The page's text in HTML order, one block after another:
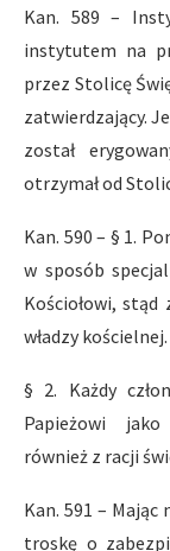
Kan. 589 –
instytutem na
przez Stolicę
zatwierdzający.
został
otrzymał od
Kan. 590 – § 1.
w sposób
Kościołowi,
władzy kościelnej.
§ 2. Każdy
Papieżowi jako
również z racji
Kan. 591 –
troskę o